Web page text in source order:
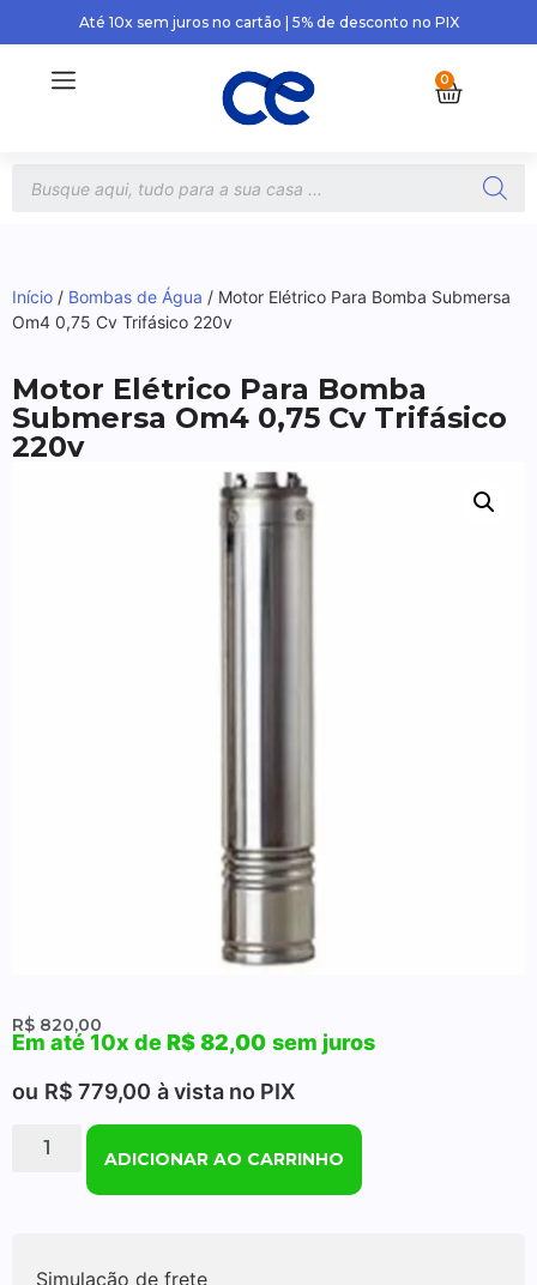
Até 10x sem juros no cartão | 5% de desconto no PIX
0
Início / Bombas de Água / Motor Elétrico Para Bomba Submersa
Om4 0,75 Cv Trifásico 220v
Motor Elétrico Para Bomba
Submersa Om4 0,75 Cv Trifásico
220v
R$ 820,00
Em até 10x deR$82,00 sem juros
ou R$ 779,00 à vista no PIX
ADICIONAR AO CARRINHO
Simulação de frete